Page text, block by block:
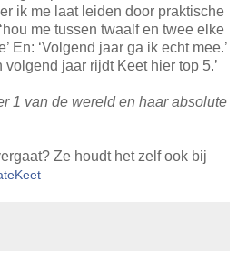
ik me laat leiden door praktische
me tussen twaalf en twee elke
En: ‘Volgend jaar ga ik echt mee.’
volgend jaar rijdt Keet hier top 5.’
1 van de wereld en haar absolute
Ze houdt het zelf ook bij